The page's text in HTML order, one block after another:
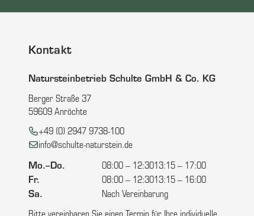
Kontakt
Natursteinbetrieb Schulte GmbH & Co. KG
Berger Straße 37
59609 Anröchte
Telefon:
+49 (0) 2947 9738-100
E-Mail:
info@schulte-naturstein.de
Mo.–Do. 08:00 – 12:3013:15 – 17:00
Fr.
08:00 – 12:3013:15 – 16:00
Sa.
Nach Vereinbarung